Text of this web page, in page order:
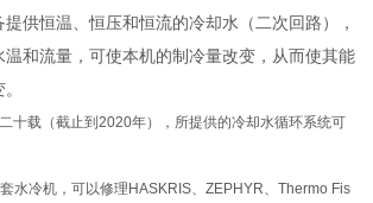
供恒温、恒压和恒流的冷却水（二次回路），
和流量，可使本机的制冷量改变，从而使其能
十载（截止到2020年），所提供的冷却水循环系统可
水冷机，可以修理HASKRIS、ZEPHYR、Thermo Fis